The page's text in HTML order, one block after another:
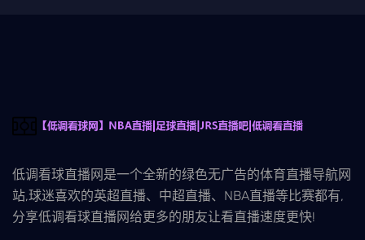
低调看球直播网是一个全新的绿色无广告的体育直播导航网
站,球迷喜欢的英超直播、中超直播、NBA直播等比赛都有,
分享低调看球直播网给更多的朋友让看直播速度更快!